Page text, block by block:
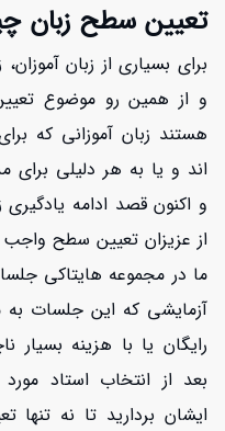
تعیین سطح زبان
برای بسیاری از زبان
و از همین رو موضوع
هستند زبان آموزانی که
اند و یا به هر دلیلی
و اکنون قصد ادامه یادگیری
از عزیزان تعیین سطح
ما در مجموعه هایتاکی
آزمایشی که این جلسات
رایگان یا با هزینه بسیار
بعد از انتخاب استاد
ایشان بردارید تا نه تنها